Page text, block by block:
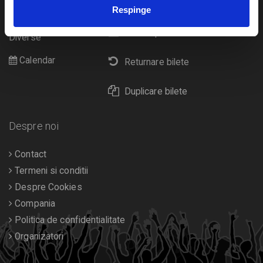
Respinge
Returnare bilete
Duplicare bilete
Diverse
Calendar
Despre noi
Contact
Termeni si conditii
Despre Cookies
Compania
Politica de confidentialitate
Organizatori